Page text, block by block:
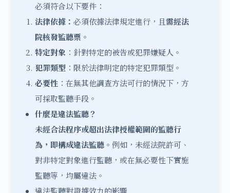
必須符合以下要件：
法律依據： 必須依據法律規定進行，且需經法
院核發監聽票。
特定對象 ：針對特定的被告或犯罪嫌疑人。
犯罪類型 ：限於法律明定的特定犯罪類型。
必要性 ：在無其他調查方法可行的情況下，方
可採取監聽手段。
什麼是違法監聽？
未經合法程序或超出法律授權範圍的監聽行
為，即構成違法監聽。 例如，未經法院許可、
對非特定對象進行監聽，或在無必要性下實施
監聽等，均屬違法。
違法監聽對證據效力的影響